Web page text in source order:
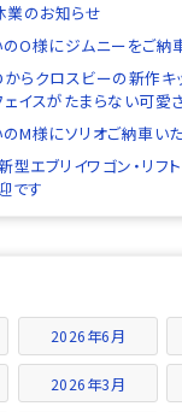
のお知らせ
O様にジムニーをご納
からクロスビーの新作キ
ェイスがたまらない可愛
M様にソリオご納車いた
新型エブリイワゴン・リ
です
2026年6月
2026年3月